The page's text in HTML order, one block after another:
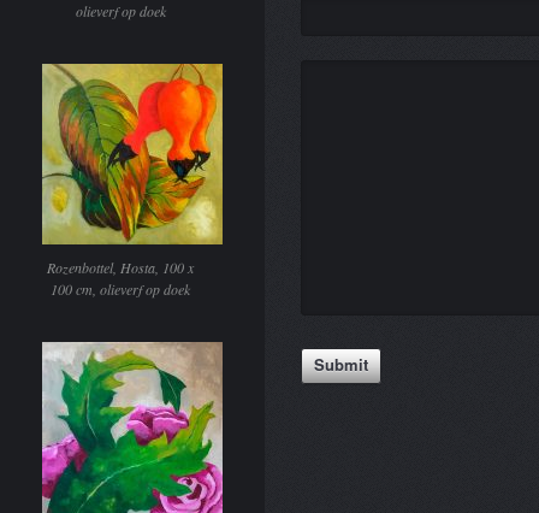
olieverf op doek
Rozenbottel, Hosta, 100 x
100 cm, olieverf op doek